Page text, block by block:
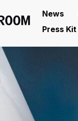
News
Press Kit